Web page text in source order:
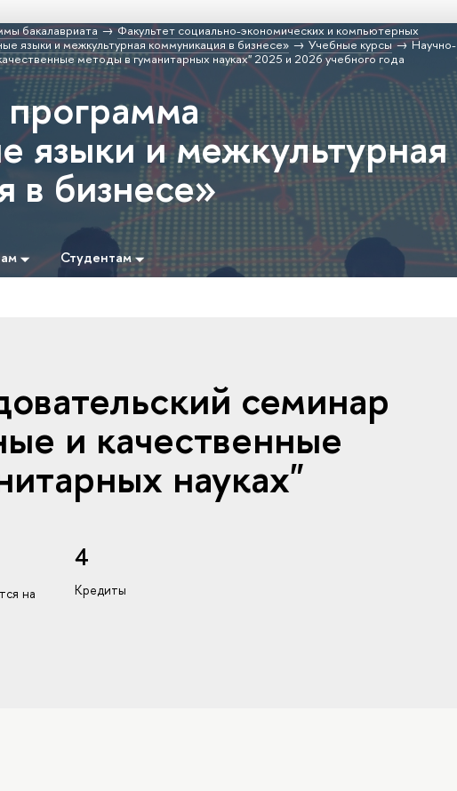
бакалавриата
Факультет социально-экономических и компьютерных
языки и межкультурная коммуникация в бизнесе» Учебные курсы
Научно-
методы в гуманитарных науках" 2025 и 2026 учебного года
программа
языки и межкультурная
в бизнесе»
Студентам
семинар
и качественные
науках"
на
4
Кредиты